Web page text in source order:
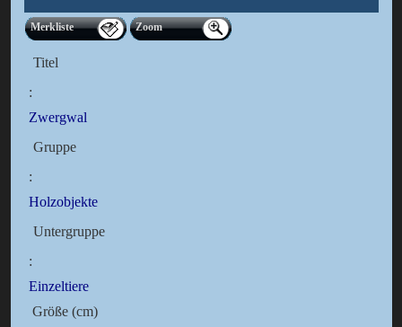
Merkliste Zoom
Titel
:
Zwergwal
Gruppe
:
Holzobjekte
Untergruppe
:
Einzeltiere
Größe (cm)